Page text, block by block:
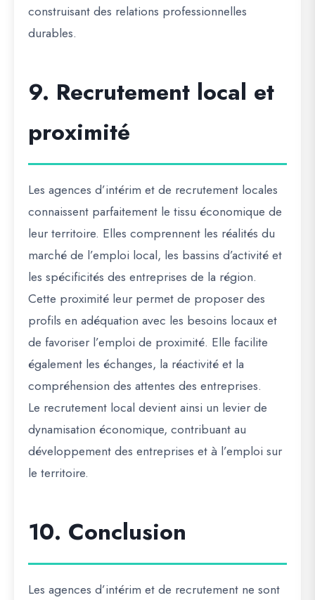
construisant des relations professionnelles
durables.
9. Recrutement local et
proximité
Les agences d’intérim et de recrutement locales
connaissent parfaitement le tissu économique de
leur territoire. Elles comprennent les réalités du
marché de l’emploi local, les bassins d’activité et
les spécificités des entreprises de la région.
Cette proximité leur permet de proposer des
profils en adéquation avec les besoins locaux et
de favoriser l’emploi de proximité. Elle facilite
également les échanges, la réactivité et la
compréhension des attentes des entreprises.
Le recrutement local devient ainsi un levier de
dynamisation économique, contribuant au
développement des entreprises et à l’emploi sur
le territoire.
10. Conclusion
Les agences d’intérim et de recrutement ne sont